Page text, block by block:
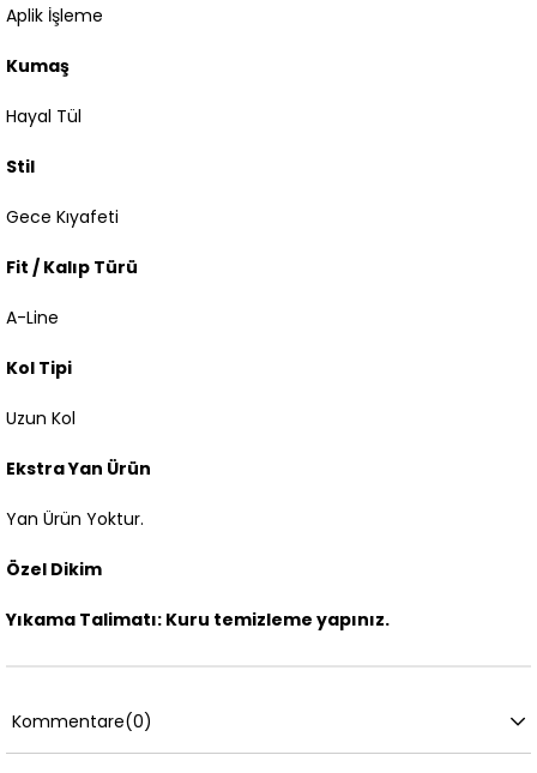
Aplik İşleme
Kumaş
Hayal Tül
Stil
Gece Kıyafeti
Fit / Kalıp Türü
A-Line
Kol Tipi
Uzun Kol
Ekstra Yan Ürün
Yan Ürün Yoktur.
Özel Dikim
Yıkama Talimatı: Kuru temizleme yapınız.
Kommentare(0)